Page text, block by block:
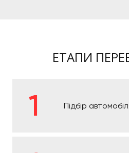
ЕТАПИ
Підбір